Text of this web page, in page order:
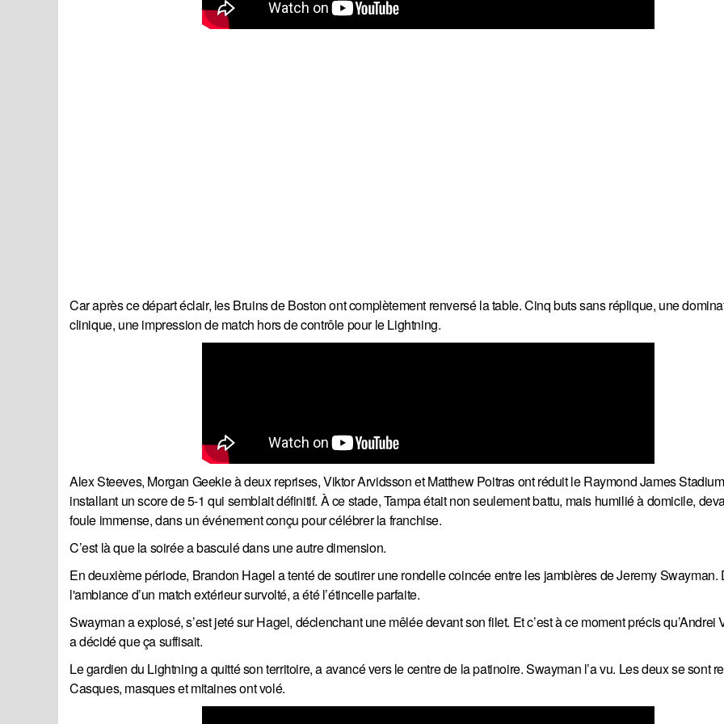
Car après ce départ éclair, les Bruins de Boston ont complètement renversé la table. Cinq buts sans réplique, une
clinique, une impression de match hors de contrôle pour le Lightning.
Alex Steeves, Morgan Geekie à deux reprises, Viktor Arvidsson et Matthew Poitras ont réduit le Raymond James
installant un score de 5-1 qui semblait définitif. À ce stade, Tampa était non seulement battu, mais humilié à domicile,
foule immense, dans un événement conçu pour célébrer la franchise.
C’est là que la soirée a basculé dans une autre dimension.
En deuxième période, Brandon Hagel a tenté de soutirer une rondelle coincée entre les jambières de Jeremy Swayman.
l'ambiance d’un match extérieur survolté, a été l’étincelle parfaite.
Swayman a explosé, s’est jeté sur Hagel, déclenchant une mêlée devant son filet. Et c’est à ce moment précis qu’Andrei
a décidé que ça suffisait.
Le gardien du Lightning a quitté son territoire, a avancé vers le centre de la patinoire. Swayman l’a vu. Les deux se sont
Casques, masques et mitaines ont volé.